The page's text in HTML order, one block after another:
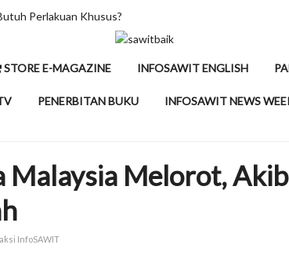
Perlakuan Khusus? HLIB
STORE E-MAGAZINE INFOSAWIT ENGLISH
PENERBITAN BUKU INFOSAWIT NEWS
Malaysia Melorot,
InfoSAWIT